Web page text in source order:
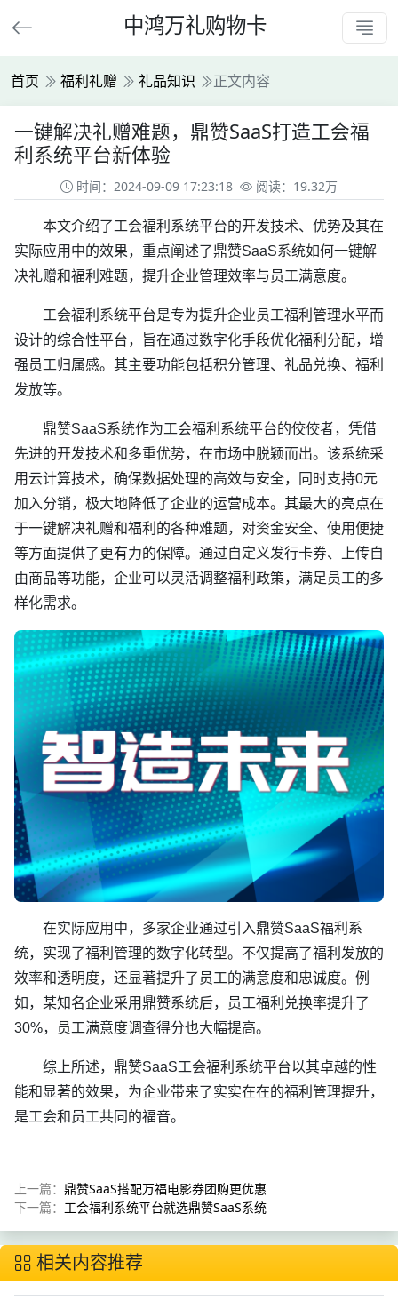
中鸿万礼购物卡
首页 福利礼赠 礼品知识 正文内容
一键解决礼赠难题，鼎赞SaaS打造工会福
利系统平台新体验
时间：2024-09-09 17:23:18 阅读：19.32万
本文介绍了工会福利系统平台的开发技术、优势及其在
实际应用中的效果，重点阐述了鼎赞SaaS系统如何一键解
决礼赠和福利难题，提升企业管理效率与员工满意度。
工会福利系统平台是专为提升企业员工福利管理水平而
设计的综合性平台，旨在通过数字化手段优化福利分配，增
强员工归属感。其主要功能包括积分管理、礼品兑换、福利
发放等。
鼎赞SaaS系统作为工会福利系统平台的佼佼者，凭借
先进的开发技术和多重优势，在市场中脱颖而出。该系统采
用云计算技术，确保数据处理的高效与安全，同时支持0元
加入分销，极大地降低了企业的运营成本。其最大的亮点在
于一键解决礼赠和福利的各种难题，对资金安全、使用便捷
等方面提供了更有力的保障。通过自定义发行卡券、上传自
由商品等功能，企业可以灵活调整福利政策，满足员工的多
样化需求。
在实际应用中，多家企业通过引入鼎赞SaaS福利系
统，实现了福利管理的数字化转型。不仅提高了福利发放的
效率和透明度，还显著提升了员工的满意度和忠诚度。例
如，某知名企业采用鼎赞系统后，员工福利兑换率提升了
30%，员工满意度调查得分也大幅提高。
综上所述，鼎赞SaaS工会福利系统平台以其卓越的性
能和显著的效果，为企业带来了实实在在的福利管理提升，
是工会和员工共同的福音。
上一篇： 鼎赞SaaS搭配万福电影券团购更优惠
下一篇： 工会福利系统平台就选鼎赞SaaS系统
相关内容推荐